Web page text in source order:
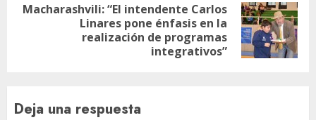
Macharashvili: “El intendente Carlos
Linares pone énfasis en la
realización de programas
integrativos”
Deja una respuesta